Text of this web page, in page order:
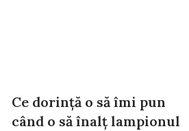
Ce dorinţă o să îmi pun
când o să înalţ lampionul